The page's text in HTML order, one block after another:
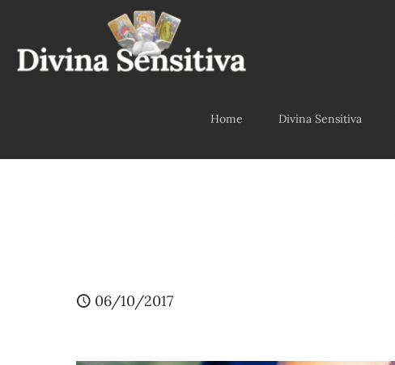
Home Divina Sensitiva
06/10/2017